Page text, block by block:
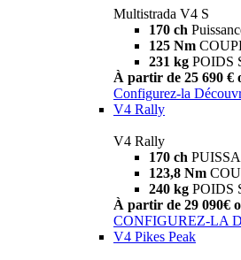
Multistrada V4 S
170 ch
125 Nm
231 kg POIDS
À partir de 25 690 €
Configurez-la
V4 Rally
V4 Rally
170 ch
123,8 Nm
240 kg POIDS
À partir de 29 090€
CONFIGUREZ-LA
V4 Pikes Peak